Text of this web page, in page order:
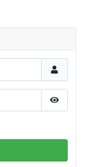
Passwort